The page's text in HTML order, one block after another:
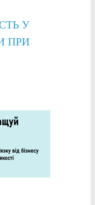
У
ПРИ